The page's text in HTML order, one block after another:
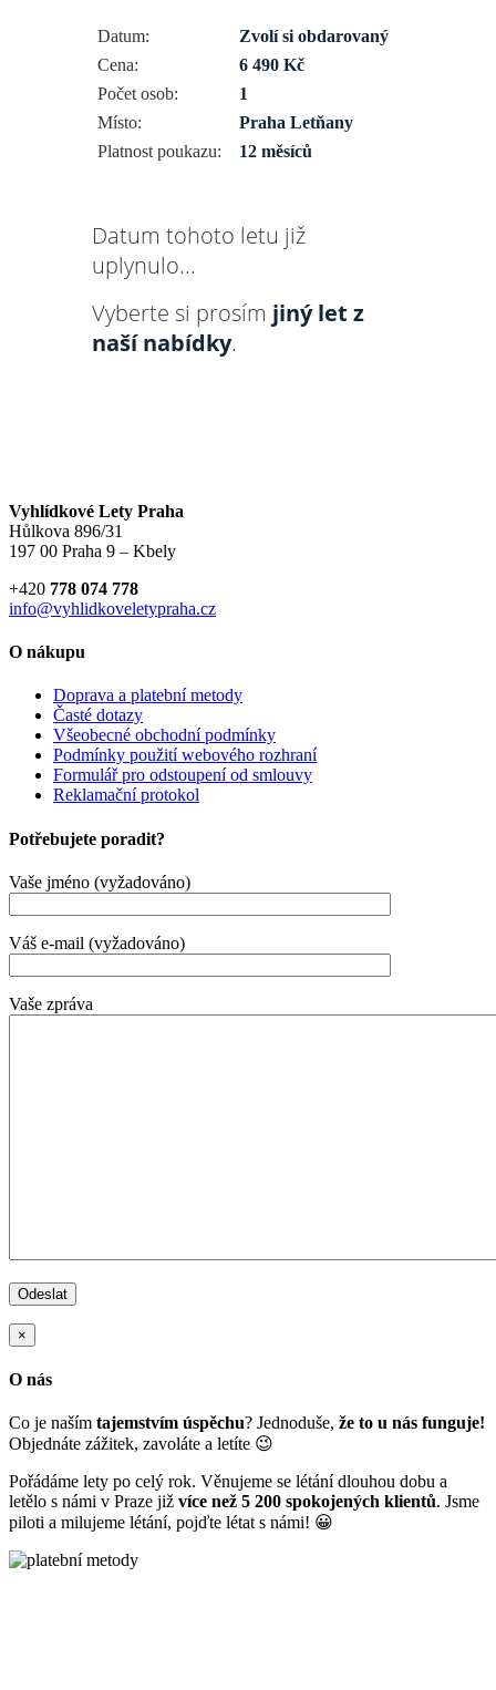
Datum:
Zvolí si obdarovaný
Cena:
6 490 Kč
Počet osob:
1
Místo:
Praha Letňany
Platnost poukazu:
12 měsíců
Datum tohoto letu již
uplynulo...
Vyberte si prosím jiný let z
naší nabídky.
Vyhlídkové Lety Praha
Hůlkova 896/31
197 00 Praha 9 – Kbely
+420 778 074 778
info@vyhlidkoveletypraha.cz
O nákupu
Doprava a platební metody
Časté dotazy
Všeobecné obchodní podmínky
Podmínky použití webového rozhraní
Formulář pro odstoupení od smlouvy
Reklamační protokol
Potřebujete poradit?
Vaše jméno (vyžadováno)
Váš e-mail (vyžadováno)
Vaše zpráva
×
O nás
Co je naším tajemstvím úspěchu? Jednoduše, že to u nás funguje!
Objednáte zážitek, zavoláte a letíte 😉
Pořádáme lety po celý rok. Věnujeme se létání dlouhou dobu a
letělo s námi v Praze již více než 5 200 spokojených klientů. Jsme
piloti a milujeme létání, pojďte létat s námi! 😀